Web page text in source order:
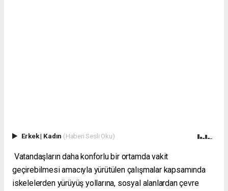
Erkek| Kadın (Haberi Sesli Oku)
Vatandaşların daha konforlu bir ortamda vakit
geçirebilmesi amacıyla yürütülen çalışmalar kapsamında
iskelelerden yürüyüş yollarına, sosyal alanlardan çevre